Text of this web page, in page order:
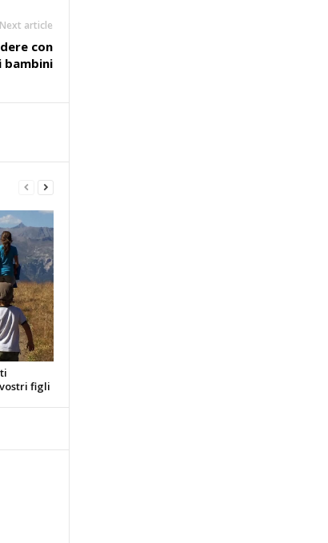
Next article
con
i bambini
figli